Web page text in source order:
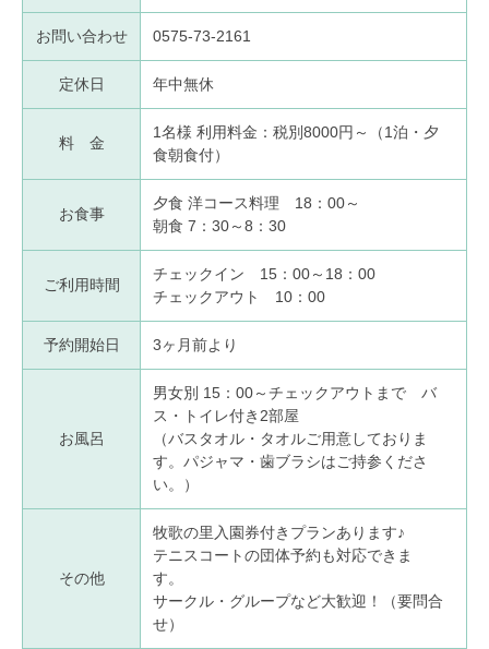
お問い合わせ 0575-73-2161
定休日 年中無休
料 金
1名様 利用料金：税別8000円～（1泊・夕
食朝食付）
お食事
夕食 洋コース料理 18：00～
朝食 7：30～8：30
ご利用時間
チェックイン 15：00～18：00
チェックアウト 10：00
予約開始日 3ヶ月前より
お風呂
男女別 15：00～チェックアウトまで バ
ス・トイレ付き2部屋
（バスタオル・タオルご用意しておりま
す。パジャマ・歯ブラシはご持参くださ
い。）
その他
牧歌の里入園券付きプランあります♪
テニスコートの団体予約も対応できま
す。
サークル・グループなど大歓迎！（要問合
せ）